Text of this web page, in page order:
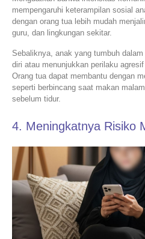
mempengaruhi keterampilan sosial
dengan orang tua lebih mudah
guru, dan lingkungan sekitar.
Sebaliknya, anak yang tumbuh
diri atau menunjukkan perilaku
Orang tua dapat membantu dengan
seperti berbincang saat makan
sebelum tidur.
4. Meningkatnya Risiko